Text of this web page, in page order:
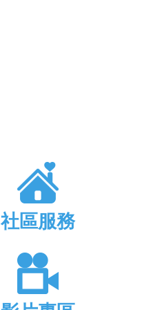
社區服務